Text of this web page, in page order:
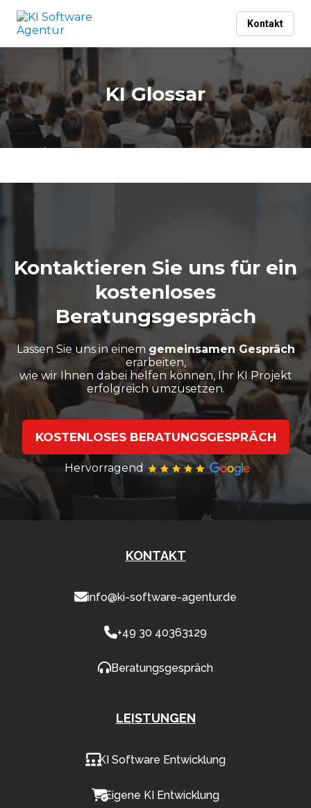
Kontakt
KI Glossar
Kontaktieren Sie uns für ein
kostenloses
Beratungsgespräch
Lassen Sie uns in einem gemeinsamen Gespräch
erarbeiten,
wie wir Ihnen dabei helfen können, Ihr KI Projekt
erfolgreich umzusetzen.
KOSTENLOSES BERATUNGSGESPRÄCH
Hervorragend
KONTAKT
info@ki-software-agentur.de
+49 30 40363129
Beratungsgespräch
LEISTUNGEN
KI Software Entwicklung
Eigene KI Entwicklung